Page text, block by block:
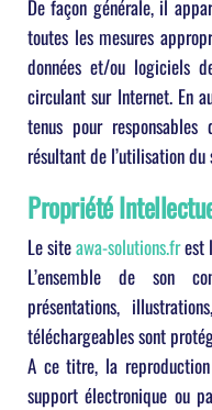
De façon générale, il
toutes les mesures
données et/ou logiciels
circulant sur Internet. En
tenus pour
résultant de l’utilisation
Propriété
Le siteawa-solutions.frest
L’ensemble de son
présentations,
téléchargeables sont
A ce titre, la
support électronique ou